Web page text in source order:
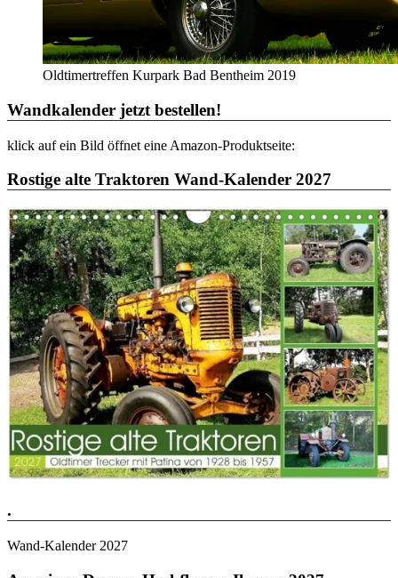
Oldtimertreffen Kurpark Bad Bentheim 2019
Wandkalender jetzt bestellen!
klick auf ein Bild öffnet eine Amazon-Produktseite:
Rostige alte Traktoren Wand-Kalender 2027
.
Wand-Kalender 2027